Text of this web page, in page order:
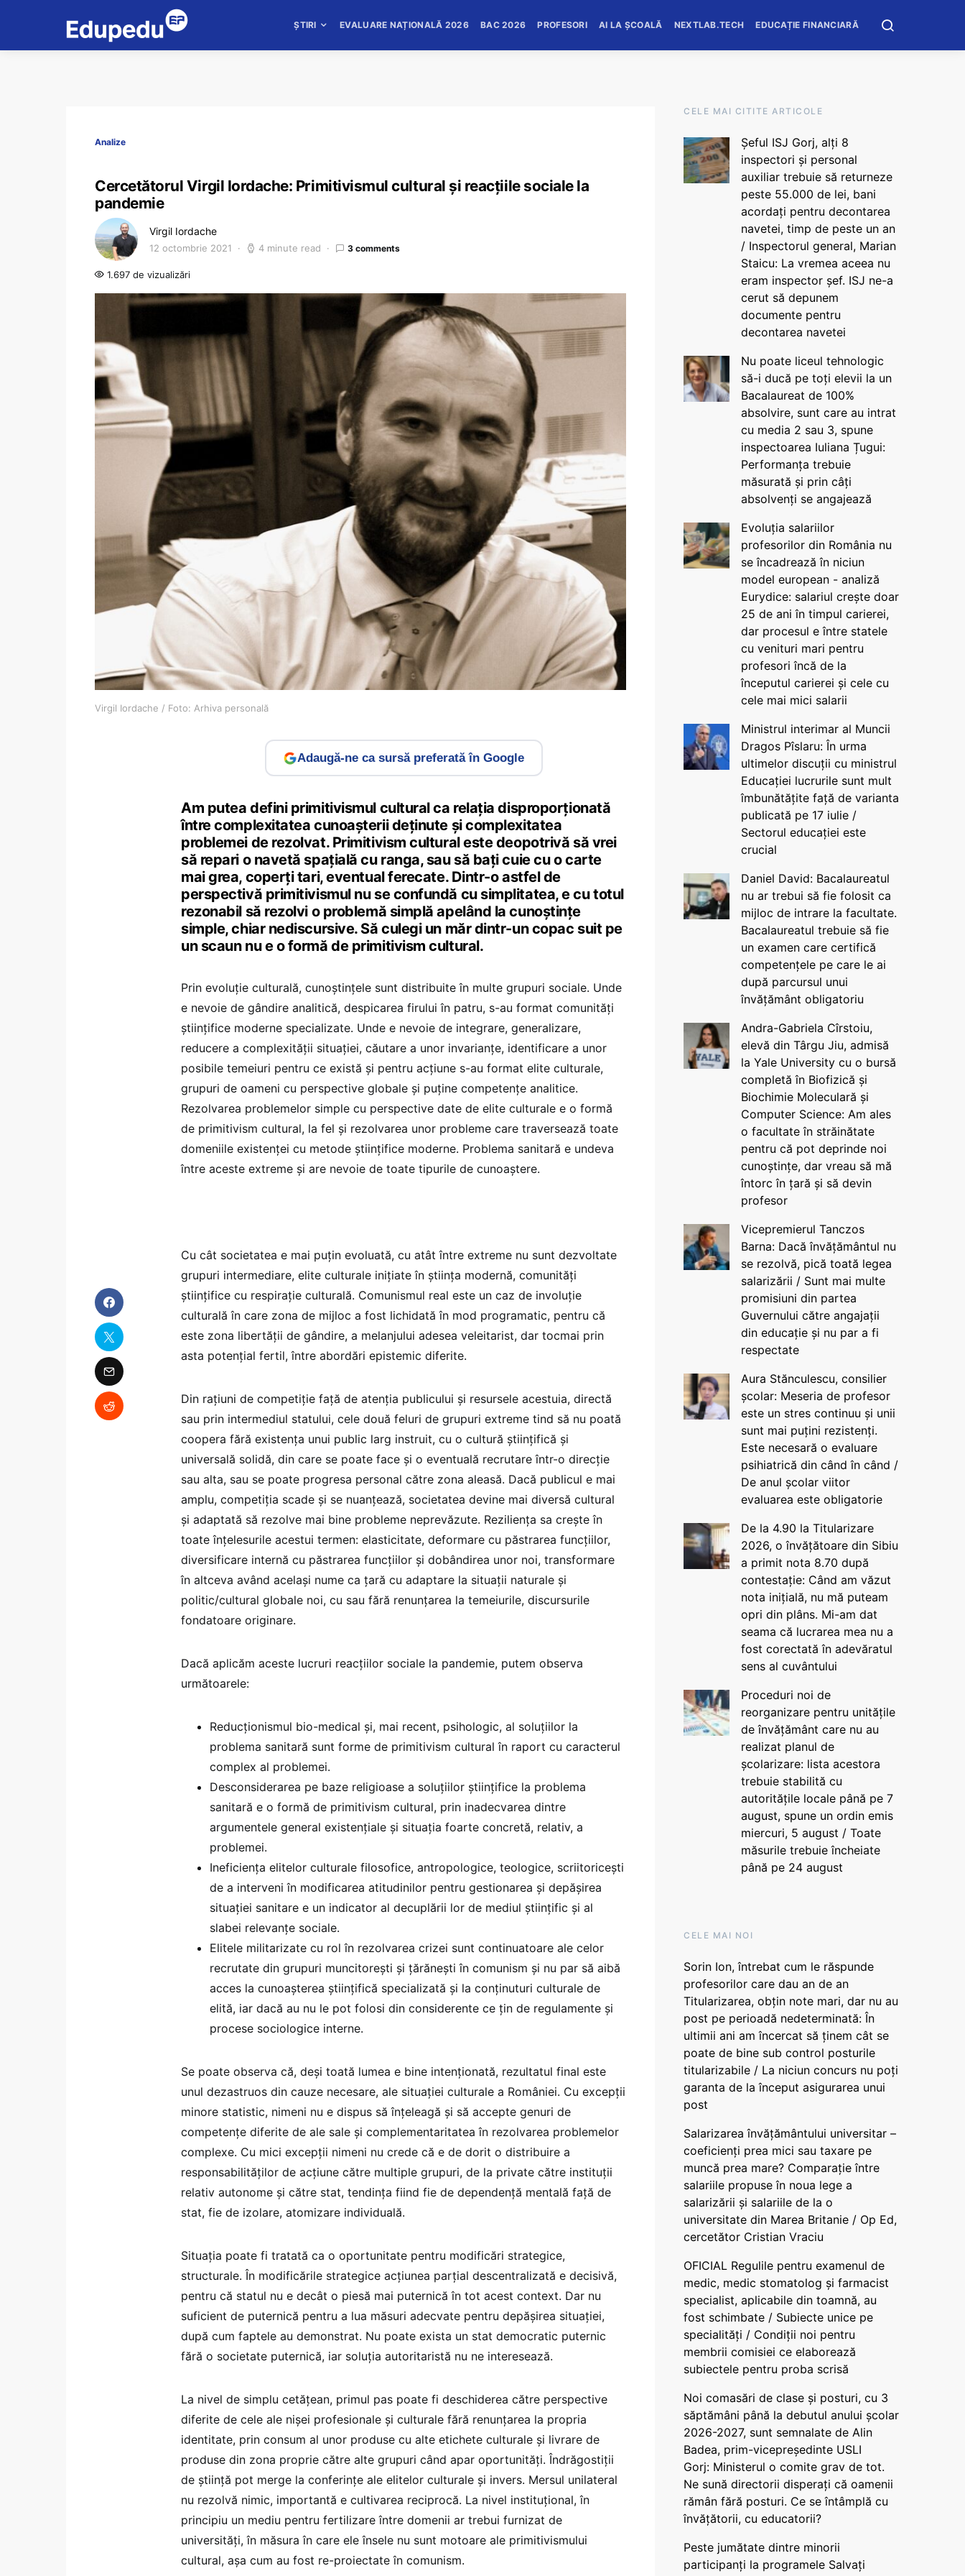
ȘTIRI EVALUARE NAȚIONALĂ 2026 BAC 2026 PROFESORI AI LA ȘCOALĂ NEXTLAB.TECH EDUCAȚIE FINANCIARĂ
Analize
Cercetătorul Virgil Iordache: Primitivismul cultural și reacțiile sociale la
pandemie
Virgil Iordache
12 octombrie 2021 4 minute read 3 comments
1.697 de vizualizări
Virgil Iordache / Foto: Arhiva personală
Adaugă-ne ca sursă preferată în Google
Am putea defini primitivismul cultural ca relația disproporționată
între complexitatea cunoașterii deținute și complexitatea
problemei de rezolvat. Primitivism cultural este deopotrivă să vrei
să repari o navetă spațială cu ranga, sau să bați cuie cu o carte
mai grea, coperți tari, eventual ferecate. Dintr-o astfel de
perspectivă primitivismul nu se confundă cu simplitatea, e cu totul
rezonabil să rezolvi o problemă simplă apelând la cunoștințe
simple, chiar nediscursive. Să culegi un măr dintr-un copac suit pe
un scaun nu e o formă de primitivism cultural.
Prin evoluție culturală, cunoștințele sunt distribuite în multe grupuri sociale. Unde
e nevoie de gândire analitică, despicarea firului în patru, s-au format comunități
științifice moderne specializate. Unde e nevoie de integrare, generalizare,
reducere a complexității situației, căutare a unor invarianțe, identificare a unor
posibile temeiuri pentru ce există și pentru acțiune s-au format elite culturale,
grupuri de oameni cu perspective globale și puține competențe analitice.
Rezolvarea problemelor simple cu perspective date de elite culturale e o formă
de primitivism cultural, la fel și rezolvarea unor probleme care traversează toate
domeniile existenței cu metode științifice moderne. Problema sanitară e undeva
între aceste extreme și are nevoie de toate tipurile de cunoaștere.
Cu cât societatea e mai puțin evoluată, cu atât între extreme nu sunt dezvoltate
grupuri intermediare, elite culturale inițiate în știința modernă, comunități
științifice cu respirație culturală. Comunismul real este un caz de involuție
culturală în care zona de mijloc a fost lichidată în mod programatic, pentru că
este zona libertății de gândire, a melanjului adesea veleitarist, dar tocmai prin
asta potențial fertil, între abordări epistemic diferite.
Din rațiuni de competiție față de atenția publicului și resursele acestuia, directă
sau prin intermediul statului, cele două feluri de grupuri extreme tind să nu poată
coopera fără existența unui public larg instruit, cu o cultură științifică și
universală solidă, din care se poate face și o eventuală recrutare într-o direcție
sau alta, sau se poate progresa personal către zona aleasă. Dacă publicul e mai
amplu, competiția scade și se nuanțează, societatea devine mai diversă cultural
și adaptată să rezolve mai bine probleme neprevăzute. Reziliența sa crește în
toate înțelesurile acestui termen: elasticitate, deformare cu păstrarea funcțiilor,
diversificare internă cu păstrarea funcțiilor și dobândirea unor noi, transformare
în altceva având același nume ca țară cu adaptare la situații naturale și
politic/cultural globale noi, cu sau fără renunțarea la temeiurile, discursurile
fondatoare originare.
Dacă aplicăm aceste lucruri reacțiilor sociale la pandemie, putem observa
următoarele:
Reducționismul bio-medical și, mai recent, psihologic, al soluțiilor la
problema sanitară sunt forme de primitivism cultural în raport cu caracterul
complex al problemei.
Desconsiderarea pe baze religioase a soluțiilor științifice la problema
sanitară e o formă de primitivism cultural, prin inadecvarea dintre
argumentele general existențiale și situația foarte concretă, relativ, a
problemei.
Ineficiența elitelor culturale filosofice, antropologice, teologice, scriitoricești
de a interveni în modificarea atitudinilor pentru gestionarea și depășirea
situației sanitare e un indicator al decuplării lor de mediul științific și al
slabei relevanțe sociale.
Elitele militarizate cu rol în rezolvarea crizei sunt continuatoare ale celor
recrutate din grupuri muncitorești și țărănești în comunism și nu par să aibă
acces la cunoașterea științifică specializată și la conținuturi culturale de
elită, iar dacă au nu le pot folosi din considerente ce țin de regulamente și
procese sociologice interne.
Se poate observa că, deși toată lumea e bine intenționată, rezultatul final este
unul dezastruos din cauze necesare, ale situației culturale a României. Cu excepții
minore statistic, nimeni nu e dispus să înțeleagă și să accepte genuri de
competențe diferite de ale sale și complementaritatea în rezolvarea problemelor
complexe. Cu mici excepții nimeni nu crede că e de dorit o distribuire a
responsabilităților de acțiune către multiple grupuri, de la private către instituții
relativ autonome și către stat, tendința fiind fie de dependență mentală față de
stat, fie de izolare, atomizare individuală.
Situația poate fi tratată ca o oportunitate pentru modificări strategice,
structurale. În modificările strategice acțiunea parțial descentralizată e decisivă,
pentru că statul nu e decât o piesă mai puternică în tot acest context. Dar nu
suficient de puternică pentru a lua măsuri adecvate pentru depășirea situației,
după cum faptele au demonstrat. Nu poate exista un stat democratic puternic
fără o societate puternică, iar soluția autoritaristă nu ne interesează.
La nivel de simplu cetățean, primul pas poate fi deschiderea către perspective
diferite de cele ale nișei profesionale și culturale fără renunțarea la propria
identitate, prin consum al unor produse cu alte etichete culturale și livrare de
produse din zona proprie către alte grupuri când apar oportunități. Îndrăgostiții
de știință pot merge la conferințe ale elitelor culturale și invers. Mersul unilateral
nu rezolvă nimic, importantă e cultivarea reciprocă. La nivel instituțional, în
principiu un mediu pentru fertilizare între domenii ar trebui furnizat de
universități, în măsura în care ele însele nu sunt motoare ale primitivismului
cultural, așa cum au fost re-proiectate în comunism.
CELE MAI CITITE ARTICOLE
Șeful ISJ Gorj, alți 8
inspectori și personal
auxiliar trebuie să returneze
peste 55.000 de lei, bani
acordați pentru decontarea
navetei, timp de peste un an
/ Inspectorul general, Marian
Staicu: La vremea aceea nu
eram inspector șef. ISJ ne-a
cerut să depunem
documente pentru
decontarea navetei
Nu poate liceul tehnologic
să-i ducă pe toți elevii la un
Bacalaureat de 100%
absolvire, sunt care au intrat
cu media 2 sau 3, spune
inspectoarea Iuliana Țugui:
Performanța trebuie
măsurată și prin câți
absolvenți se angajează
Evoluția salariilor
profesorilor din România nu
se încadrează în niciun
model european - analiză
Eurydice: salariul crește doar
25 de ani în timpul carierei,
dar procesul e între statele
cu venituri mari pentru
profesori încă de la
începutul carierei și cele cu
cele mai mici salarii
Ministrul interimar al Muncii
Dragos Pîslaru: În urma
ultimelor discuții cu ministrul
Educației lucrurile sunt mult
îmbunătățite față de varianta
publicată pe 17 iulie /
Sectorul educației este
crucial
Daniel David: Bacalaureatul
nu ar trebui să fie folosit ca
mijloc de intrare la facultate.
Bacalaureatul trebuie să fie
un examen care certifică
competențele pe care le ai
după parcursul unui
învățământ obligatoriu
Andra-Gabriela Cîrstoiu,
elevă din Târgu Jiu, admisă
la Yale University cu o bursă
completă în Biofizică și
Biochimie Moleculară și
Computer Science: Am ales
o facultate în străinătate
pentru că pot deprinde noi
cunoștințe, dar vreau să mă
întorc în țară și să devin
profesor
Vicepremierul Tanczos
Barna: Dacă învățământul nu
se rezolvă, pică toată legea
salarizării / Sunt mai multe
promisiuni din partea
Guvernului către angajații
din educație și nu par a fi
respectate
Aura Stănculescu, consilier
școlar: Meseria de profesor
este un stres continuu și unii
sunt mai puțini rezistenți.
Este necesară o evaluare
psihiatrică din când în când /
De anul școlar viitor
evaluarea este obligatorie
De la 4.90 la Titularizare
2026, o învățătoare din Sibiu
a primit nota 8.70 după
contestație: Când am văzut
nota inițială, nu mă puteam
opri din plâns. Mi-am dat
seama că lucrarea mea nu a
fost corectată în adevăratul
sens al cuvântului
Proceduri noi de
reorganizare pentru unitățile
de învățământ care nu au
realizat planul de
școlarizare: lista acestora
trebuie stabilită cu
autoritățile locale până pe 7
august, spune un ordin emis
miercuri, 5 august / Toate
măsurile trebuie încheiate
până pe 24 august
CELE MAI NOI
Sorin Ion, întrebat cum le răspunde
profesorilor care dau an de an
Titularizarea, obțin note mari, dar nu au
post pe perioadă nedeterminată: În
ultimii ani am încercat să ținem cât se
poate de bine sub control posturile
titularizabile / La niciun concurs nu poți
garanta de la început asigurarea unui
post
Salarizarea învățământului universitar –
coeficienți prea mici sau taxare pe
muncă prea mare? Comparație între
salariile propuse în noua lege a
salarizării și salariile de la o
universitate din Marea Britanie / Op Ed,
cercetător Cristian Vraciu
OFICIAL Regulile pentru examenul de
medic, medic stomatolog și farmacist
specialist, aplicabile din toamnă, au
fost schimbate / Subiecte unice pe
specialități / Condiții noi pentru
membrii comisiei ce elaborează
subiectele pentru proba scrisă
Noi comasări de clase și posturi, cu 3
săptămâni până la debutul anului școlar
2026-2027, sunt semnalate de Alin
Badea, prim-vicepreședinte USLI
Gorj: Ministerul o comite grav de tot.
Ne sună directorii disperați că oamenii
rămân fără posturi. Ce se întâmplă cu
învățătorii, cu educatorii?
Peste jumătate dintre minorii
participanți la programele Salvați